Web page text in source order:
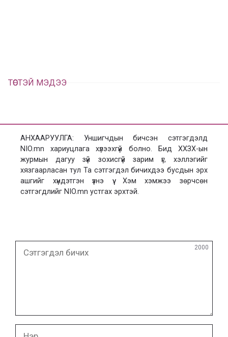
ТӨСТЭЙ МЭДЭЭ
АНХААРУУЛГА: Уншигчдын бичсэн сэтгэгдэлд
NIO.mn хариуцлага хүлээхгүй болно. Бид ХХЗХ-ын
журмын дагуу зүй зохисгүй зарим үг, хэллэгийг
хязгаарласан тул Та сэтгэгдэл бичихдээ бусдын эрх
ашгийг хүндэтгэн үзнэ үү. Хэм хэмжээ зөрчсөн
сэтгэгдлийг NIO.mn устгах эрхтэй.
бичих
2000